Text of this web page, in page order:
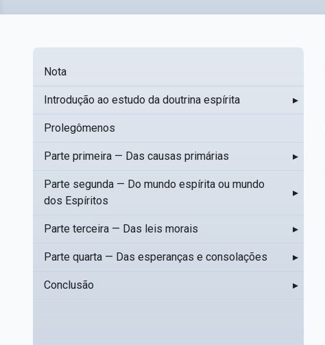
Nota
Introdução ao estudo da doutrina espírita ▸
Prolegômenos
Parte primeira — Das causas primárias ▸
Parte segunda — Do mundo espírita ou mundo
dos Espíritos
▸
Parte terceira — Das leis morais ▸
Parte quarta — Das esperanças e consolações ▸
Conclusão ▸